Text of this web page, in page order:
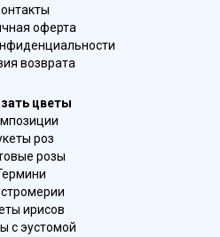
оферта
возврата
цветы
роз
розы
ирисов
с эустомой